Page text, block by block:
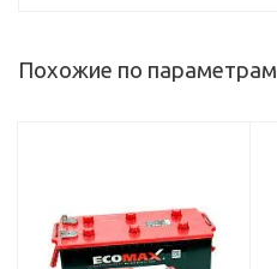
Похожие по параметрам